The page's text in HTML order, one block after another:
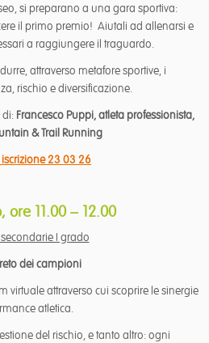
si preparano a una gara sportiva:
il primo premio! Aiutali ad allenarsi e
a raggiungere il traguardo.
attraverso metafore sportive, i
rischio e diversificazione.
di: Francesco Puppi, atleta professionista,
& Trail Running
iscrizione 23 03 26
ore 11.00 – 12.00
I grado
dei campioni
virtuale attraverso cui scoprire le sinergie
atletica.
del rischio, e tanto altro: ogni